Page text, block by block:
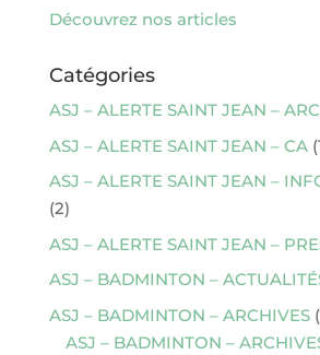
Découvrez nos articles
Catégories
ASJ – ALERTE SAINT JEAN –
ASJ – ALERTE SAINT JEAN – CA
ASJ – ALERTE SAINT JEAN –
(2)
ASJ – ALERTE SAINT JEAN –
ASJ – BADMINTON –
ASJ – BADMINTON – ARCHIVES
ASJ – BADMINTON –